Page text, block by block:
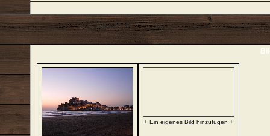
+ Ein eigenes Bild hinzufügen +